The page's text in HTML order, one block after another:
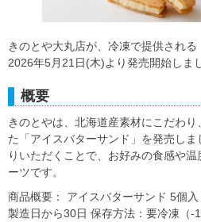
きのとや大丸店が、冷凍で提供され
2026年5月21日(木)より発売開始しま
概要
きのとやは、北海道産素材にこだわ
た「アイスバターサンド」を発売し
りいただくことで、お好みの食感や
ーツです。
商品概要： アイスバターサンド 5個
製造日から30日 保存方法：要冷凍（-